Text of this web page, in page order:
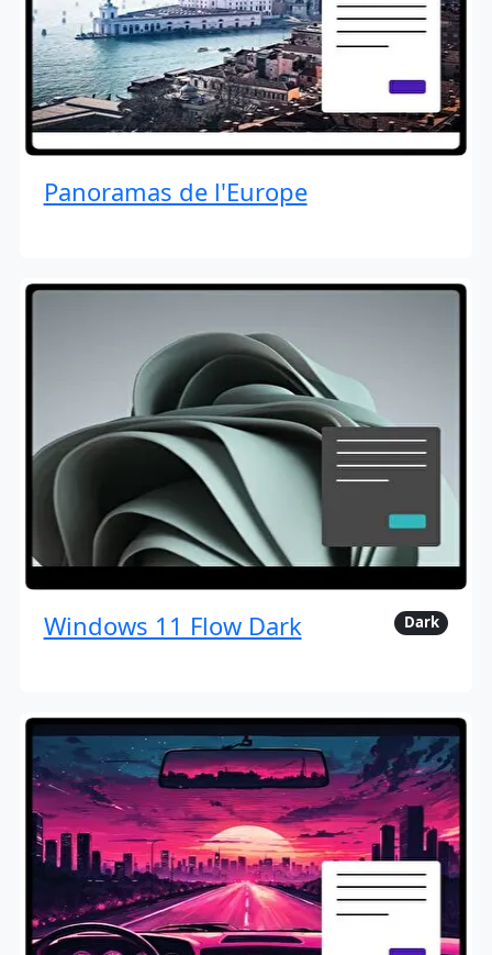
Panoramas de l'Europe
Windows 11 Flow Dark Dark